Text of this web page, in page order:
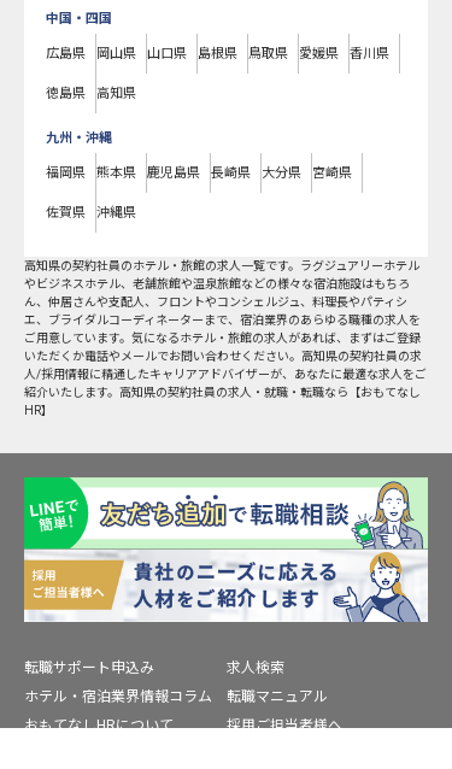
中国・四国
広島県 岡山県 山口県 島根県 鳥取県 愛媛県 香川県
徳島県 高知県
九州・沖縄
福岡県 熊本県 鹿児島県 長崎県 大分県 宮崎県
佐賀県 沖縄県
高知県の契約社員のホテル・旅館の求人一覧です。ラグジュアリーホテル
やビジネスホテル、老舗旅館や温泉旅館などの様々な宿泊施設はもちろ
ん、仲居さんや支配人、フロントやコンシェルジュ、料理長やパティシ
エ、ブライダルコーディネーターまで、宿泊業界のあらゆる職種の求人を
ご用意しています。気になるホテル・旅館の求人があれば、まずはご登録
いただくか電話やメールでお問い合わせください。高知県の契約社員の求
人/採用情報に精通したキャリアアドバイザーが、あなたに最適な求人をご
紹介いたします。高知県の契約社員の求人・就職・転職なら【おもてなし
HR】
転職サポート申込み
求人検索
ホテル・宿泊業界情報コラム
転職マニュアル
おもてなしHRについて
採用ご担当者様へ